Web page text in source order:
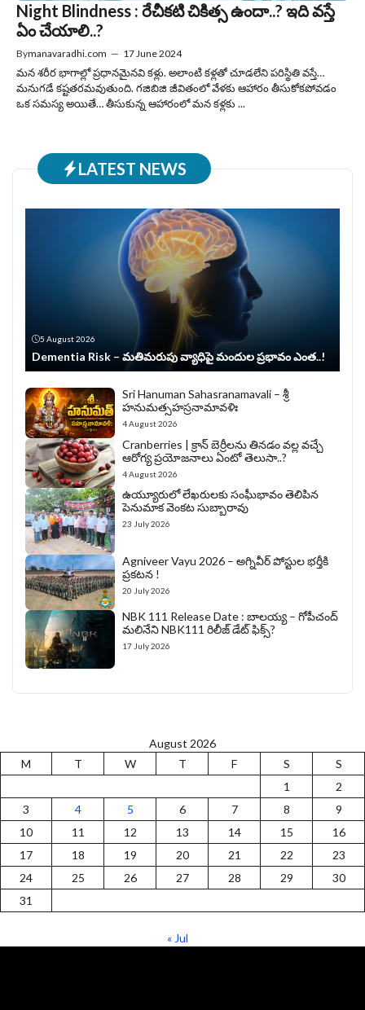
Night Blindness : రేచీకటి చికిత్స ఉందా..? ఇది వస్తే
ఏం చేయాలి..?
Bymanavaradhi.com — 17 June 2024
మన శరీర భాగాల్లో ప్రధానమైనవి కళ్లు. అలాంటి కళ్లతో చూడలేని పరిస్థితి వస్తే…
మనుగడే కష్టతరమవుతుంది. గజిబిజి జీవితంలో వేళకు ఆహారం తీసుకోకపోవడం
ఒక సమస్య అయితే… తీసుకున్న ఆహారంలో మన కళ్లకు ...
LATEST NEWS
5 August 2026
Dementia Risk – మతిమరుపు వ్యాధిపై మందుల ప్రభావం ఎంత..!
Sri Hanuman Sahasranamavali – శ్రీ
హనుమత్సహస్రనామావళిః
4 August 2026
Cranberries | క్రాన్ బెర్రీల‌ను తిన‌డం వ‌ల్ల వచ్చే
ఆరోగ్య ప్రయోజనాలు ఏంటో తెలుసా..?
4 August 2026
ఉయ్యూరులో లేఖరులకు సంఘీభావం తెలిపిన
పెనుమాక వెంకట సుబ్బారావు
23 July 2026
Agniveer Vayu 2026 – అగ్నివీర్‌ పోస్టుల భర్తీకి
ప్రకటన !
20 July 2026
NBK 111 Release Date : బాలయ్య – గోపీచంద్
మలినేని NBK111 రిలీజ్ డేట్ ఫిక్స్?
17 July 2026
August 2026
M
T W T F S
S
1
2
3
4 5 6 7 8
9
10
11 12 13 14 15
16
17
18 19 20 21 22
23
24
25 26 27 28 29
30
31
« Jul